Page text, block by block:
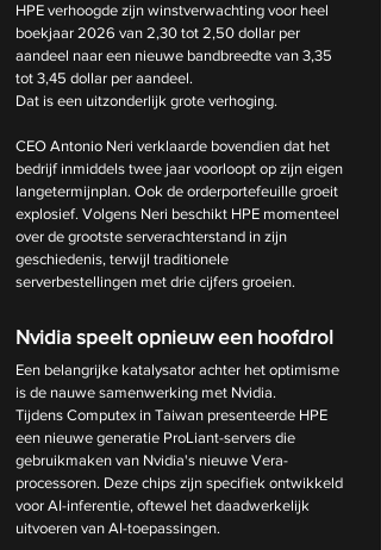
HPE verhoogde zijn winstverwachting voor heel
boekjaar 2026 van 2,30 tot 2,50 dollar per
aandeel naar een nieuwe bandbreedte van 3,35
tot 3,45 dollar per aandeel.
Dat is een uitzonderlijk grote verhoging.
CEO Antonio Neri verklaarde bovendien dat het
bedrijf inmiddels twee jaar voorloopt op zijn eigen
langetermijnplan. Ook de orderportefeuille groeit
explosief. Volgens Neri beschikt HPE momenteel
over de grootste serverachterstand in zijn
geschiedenis, terwijl traditionele
serverbestellingen met drie cijfers groeien.
Nvidia speelt opnieuw een hoofdrol
Een belangrijke katalysator achter het optimisme
is de nauwe samenwerking met Nvidia.
Tijdens Computex in Taiwan presenteerde HPE
een nieuwe generatie ProLiant-servers die
gebruikmaken van Nvidia's nieuwe Vera-
processoren. Deze chips zijn specifiek ontwikkeld
voor AI-inferentie, oftewel het daadwerkelijk
uitvoeren van AI-toepassingen.